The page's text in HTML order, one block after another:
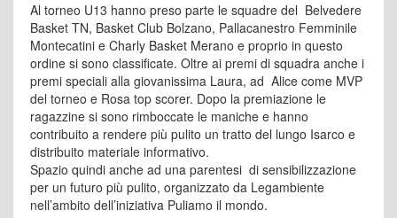
Al torneo U13 hanno preso parte le squadre del Belvedere
Basket TN, Basket Club Bolzano, Pallacanestro Femminile
Montecatini e Charly Basket Merano e proprio in questo
ordine si sono classificate. Oltre ai premi di squadra anche i
premi speciali alla giovanissima Laura, ad Alice come MVP
del torneo e Rosa top scorer. Dopo la premiazione le
ragazzine si sono rimboccate le maniche e hanno
contribuito a rendere più pulito un tratto del lungo Isarco e
distribuito materiale informativo.
Spazio quindi anche ad una parentesi di sensibilizzazione
per un futuro più pulito, organizzato da Legambiente
nell’ambito dell’iniziativa Puliamo il mondo.